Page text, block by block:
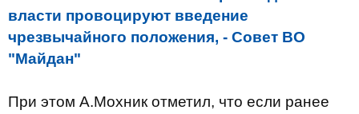
власти провоцируют введение
чрезвычайного положения, - Совет ВО
"Майдан"
При этом А.Мохник отметил, что если ранее